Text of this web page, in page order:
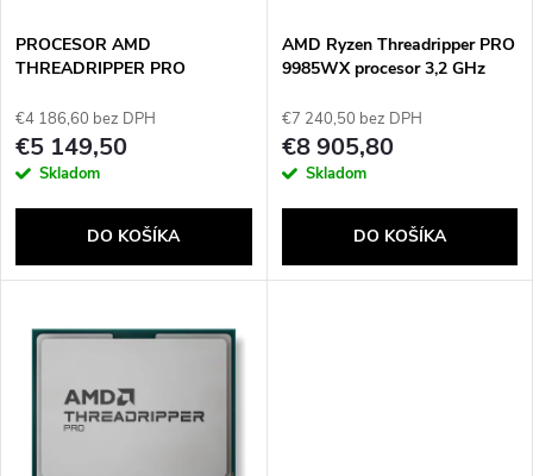
e
p
r
d
u
s
p
r
o
d
u
PROCESOR AMD
THREADRIPPER PRO
(5,3 GHZ TURBO) SOCKET
STR5 TDP 350W ZÁSOBNÍK
€4 186,60 bez DPH
€5 149,50
Skladom
DO KOŠÍKA
AMD Ryzen Threadripper PRO
9985WX procesor 3,2 GHz
€7 240,50 bez DPH
€8 905,80
Skladom
DO KOŠÍKA